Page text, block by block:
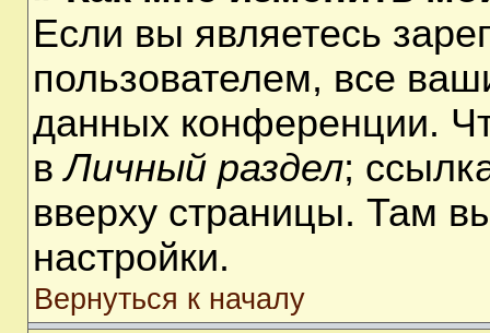
Если вы являетесь
пользователем, все
данных конференции.
вЛичный раздел;
вверху страницы. Там
настройки.
Вернуться к началу